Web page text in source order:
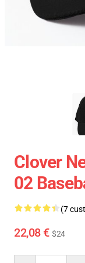
Clover
02
(7
22,08 € $24